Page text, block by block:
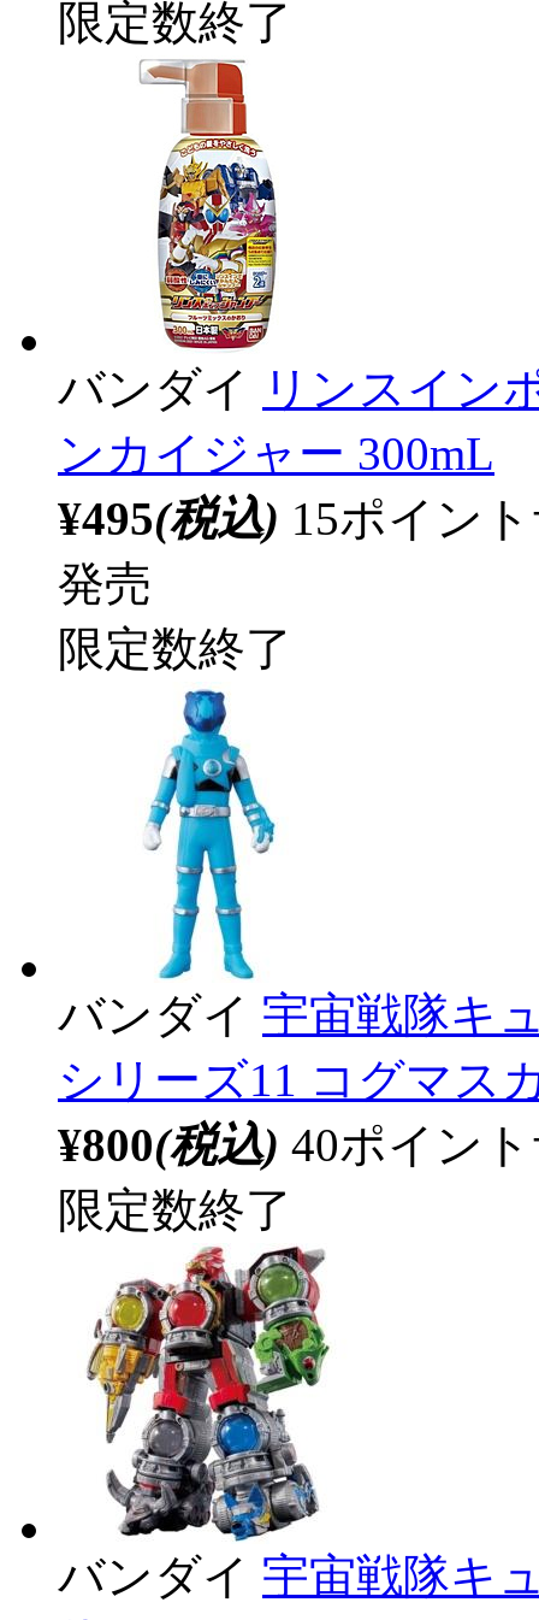
限定数終了
バンダイ
リンスイン
ンカイジャー 300mL
¥495(税込) 15ポイン
発売
限定数終了
バンダイ 宇宙戦隊キ
シリーズ11 コグマス
¥800(税込) 40ポイン
限定数終了
バンダイ 宇宙戦隊キ